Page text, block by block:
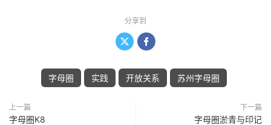
分享到
 
字母圈 实践 开放关系 苏州字母圈
上一篇
字母圈K8
下一篇
字母圈淤青与印记